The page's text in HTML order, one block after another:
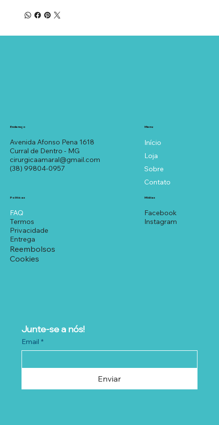
Avenida Afonso Pena 1618
Curral de Dentro - MG
cirurgicaamaral@gmail.com
(38) 99804-0957
Endereço Menu
Início
Loja
Sobre
Contato
FAQ
Termos
Privacidade
Entrega
Reembolsos
Cookies
Políticas
Facebook
Instagram
Mídias
Junte-se a nós!
Email *
Enviar